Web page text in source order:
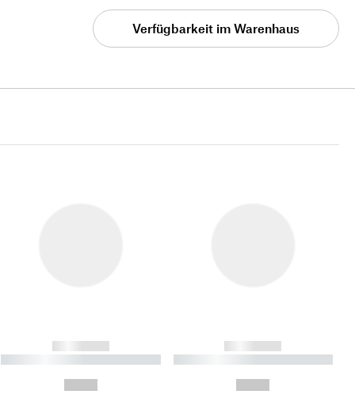
Verfügbarkeit im Warenhaus
------------
----------- ----------- ----------
------------
----------- ----------- ----------